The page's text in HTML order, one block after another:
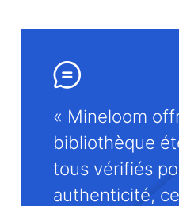
« Mineloom
bibliothèque
tous vérifiés
authenticité,